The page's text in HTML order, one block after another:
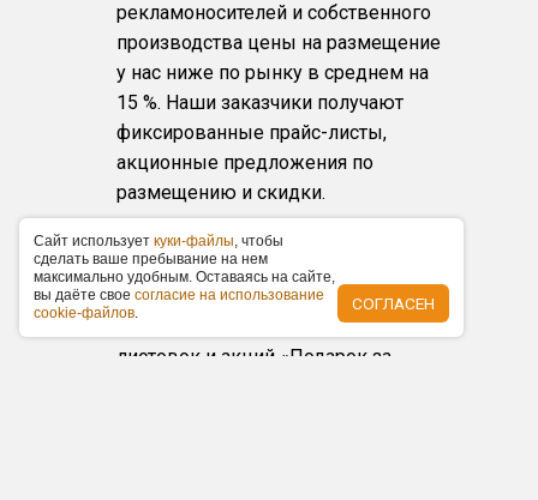
рекламоносителей и собственного
производства цены на размещение
у нас ниже по рынку в среднем на
15 %. Наши заказчики получают
фиксированные прайс-листы,
акционные предложения по
размещению и скидки.
Любой масштаб и бюджет
Организуем любые по масштабу
рекламные кампании в выбранном
городе, от банальной раздачи
листовок и акций «Подарок за
Caйт иcпoльзуeт куки-фaйлы, чтoбы
cдeлaть вaшe пpeбывaниe нa нeм
мaкcимaльнo удoбным. Ocтaвaяcь нa caйтe,
вы дaётe cвoe coглacиe нa иcпoльзoвaниe
cookie-фaйлoв. СОГЛАСЕН